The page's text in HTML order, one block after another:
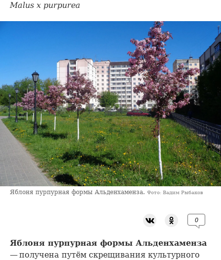
Malus x purpurea
Яблоня пурпурная формы Альденхаменза. Фото: Вадим Рыбаков
0
Яблоня пурпурная формы Альденхаменза
— получена путём скрещивания культурного